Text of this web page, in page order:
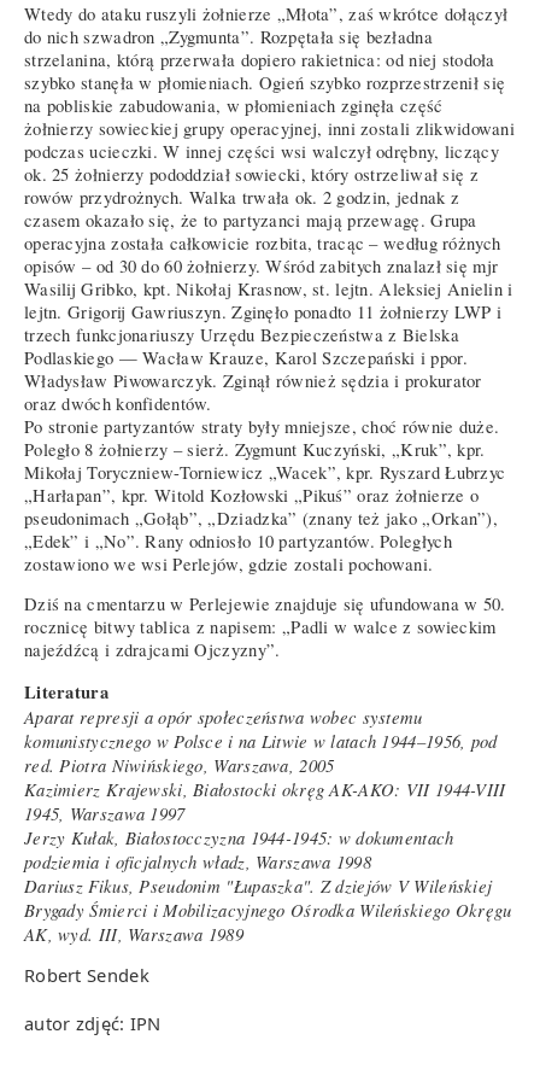
Wtedy do ataku ruszyli żołnierze „Młota”, zaś wkrótce dołączył
do nich szwadron „Zygmunta”. Rozpętała się bezładna
strzelanina, którą przerwała dopiero rakietnica: od niej stodoła
szybko stanęła w płomieniach. Ogień szybko rozprzestrzenił się
na pobliskie zabudowania, w płomieniach zginęła część
żołnierzy sowieckiej grupy operacyjnej, inni zostali zlikwidowani
podczas ucieczki. W innej części wsi walczył odrębny, liczący
ok. 25 żołnierzy pododdział sowiecki, który ostrzeliwał się z
rowów przydrożnych. Walka trwała ok. 2 godzin, jednak z
czasem okazało się, że to partyzanci mają przewagę. Grupa
operacyjna została całkowicie rozbita, tracąc – według różnych
opisów – od 30 do 60 żołnierzy. Wśród zabitych znalazł się mjr
Wasilij Gribko, kpt. Nikołaj Krasnow, st. lejtn. Aleksiej Anielin i
lejtn. Grigorij Gawriuszyn. Zginęło ponadto 11 żołnierzy LWP i
trzech funkcjonariuszy Urzędu Bezpieczeństwa z Bielska
Podlaskiego — Wacław Krauze, Karol Szczepański i ppor.
Władysław Piwowarczyk. Zginął również sędzia i prokurator
oraz dwóch konfidentów.
Po stronie partyzantów straty były mniejsze, choć równie duże.
Poległo 8 żołnierzy – sierż. Zygmunt Kuczyński, „Kruk”, kpr.
Mikołaj Toryczniew-Torniewicz „Wacek”, kpr. Ryszard Łubrzyc
„Harłapan”, kpr. Witold Kozłowski „Pikuś” oraz żołnierze o
pseudonimach „Gołąb”, „Dziadzka” (znany też jako „Orkan”),
„Edek” i „No”. Rany odniosło 10 partyzantów. Poległych
zostawiono we wsi Perlejów, gdzie zostali pochowani.
Dziś na cmentarzu w Perlejewie znajduje się ufundowana w 50.
rocznicę bitwy tablica z napisem: „Padli w walce z sowieckim
najeźdźcą i zdrajcami Ojczyzny”.
Literatura
Aparat represji a opór społeczeństwa wobec systemu
komunistycznego w Polsce i na Litwie w latach 1944–1956, pod
red. Piotra Niwińskiego, Warszawa, 2005
Kazimierz Krajewski, Białostocki okręg AK-AKO: VII 1944-VIII
1945, Warszawa 1997
Jerzy Kułak, Białostocczyzna 1944-1945: w dokumentach
podziemia i oficjalnych władz, Warszawa 1998
Dariusz Fikus, Pseudonim "Łupaszka". Z dziejów V Wileńskiej
Brygady Śmierci i Mobilizacyjnego Ośrodka Wileńskiego Okręgu
AK, wyd. III, Warszawa 1989
Robert Sendek
autor zdjęć: IPN